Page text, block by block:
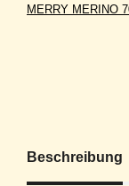
MERRY MERINO
Beschreibung